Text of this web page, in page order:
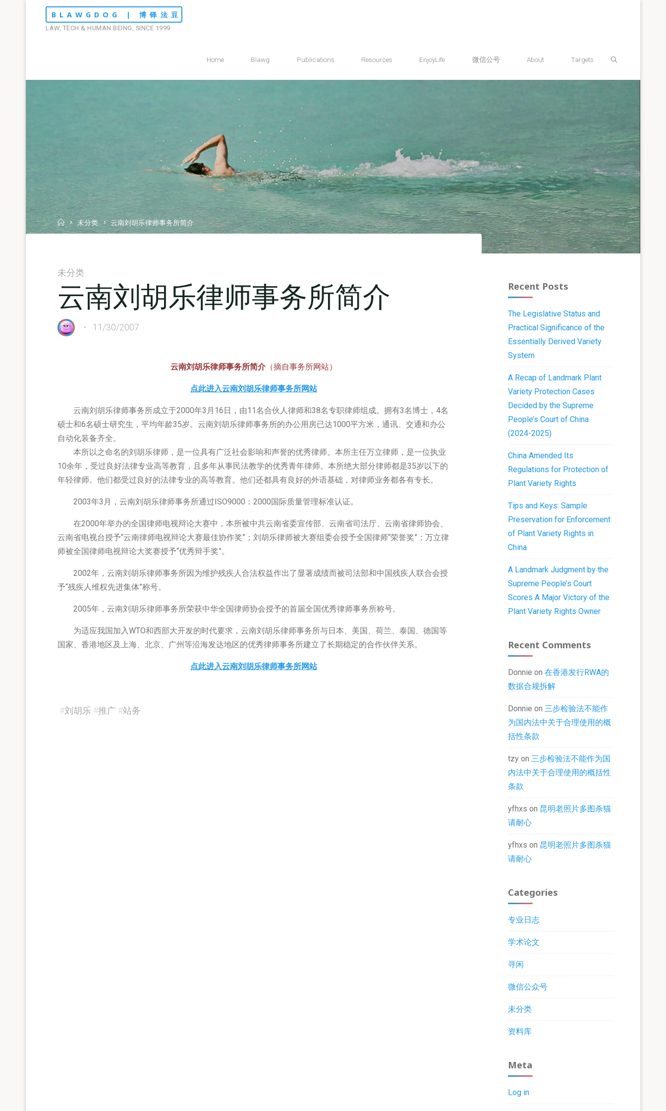
BLAWGDOG | 博铎法豆
LAW, TECH & HUMAN BEING, SINCE 1999
Home Blawg Publications Resources EnjoyLife 微信公号 About Targets
Home未分类 云南刘胡乐律师事务所简介
未分类
云南刘胡乐律师事务所简介
11/30/2007
云南刘胡乐律师事务所简介 （摘自事务所网站）
点此进入云南刘胡乐律师事务所网站
云南刘胡乐律师事务所成立于2000年3月16日，由11名合伙人律师和38名专职律师组成。拥有3名博士，4名
硕士和6名硕士研究生，平均年龄35岁。云南刘胡乐律师事务所的办公用房已达1000平方米，通讯、交通和办公
自动化装备齐全。
本所以之命名的刘胡乐律师，是一位具有广泛社会影响和声誉的优秀律师。本所主任万立律师，是一位执业
10余年，受过良好法律专业高等教育，且多年从事民法教学的优秀青年律师。本所绝大部分律师都是35岁以下的
年轻律师。他们都受过良好的法律专业的高等教育。他们还都具有良好的外语基础，对律师业务都各有专长。
2003年3月，云南刘胡乐律师事务所通过ISO9000：2000国际质量管理标准认证。
在2000年举办的全国律师电视辩论大赛中，本所被中共云南省委宣传部、云南省司法厅、云南省律师协会、
云南省电视台授予“云南律师电视辩论大赛最佳协作奖”；刘胡乐律师被大赛组委会授予全国律师“荣誉奖”；万立律
师被全国律师电视辩论大奖赛授予“优秀辩手奖”。
2002年，云南刘胡乐律师事务所因为维护残疾人合法权益作出了显著成绩而被司法部和中国残疾人联合会授
予“残疾人维权先进集体”称号。
2005年，云南刘胡乐律师事务所荣获中华全国律师协会授予的首届全国优秀律师事务所称号。
为适应我国加入WTO和西部大开发的时代要求，云南刘胡乐律师事务所与日本、美国、荷兰、泰国、德国等
国家、香港地区及上海、北京、广州等沿海发达地区的优秀律师事务所建立了长期稳定的合作伙伴关系。
点此进入云南刘胡乐律师事务所网站
#刘胡乐 #推广 #站务
Recent Posts
The Legislative Status and
Practical Significance of the
Essentially Derived Variety
System
A Recap of Landmark Plant
Variety Protection Cases
Decided by the Supreme
People’s Court of China
(2024-2025)
China Amended Its
Regulations for Protection of
Plant Variety Rights
Tips and Keys: Sample
Preservation for Enforcement
of Plant Variety Rights in
China
A Landmark Judgment by the
Supreme People’s Court
Scores A Major Victory of the
Plant Variety Rights Owner
Recent Comments
Donnie on在香港发行RWA的
数据合规拆解
Donnie on三步检验法不能作
为国内法中关于合理使用的概
括性条款
tzy on三步检验法不能作为国
内法中关于合理使用的概括性
条款
yfhxs on 昆明老照片多图杀猫
请耐心
yfhxs on 昆明老照片多图杀猫
请耐心
Categories
专业日志
学术论文
寻闲
微信公众号
未分类
资料库
Meta
Log in